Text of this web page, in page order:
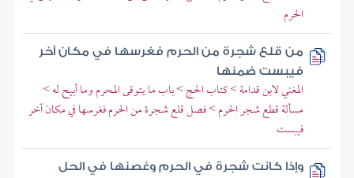
الحرم
من قلع شجرة من الحرم فغرسها في مكان آخر
فيبست ضمنها
المغني لابن قدامة > كتاب الحج > باب ما يتوقى المحرم وما أبيح له >
مسألة قطع شجر الحرم > فصل قلع شجرة من الحرم فغرسها في مكان آخر
فيبست
وإذا كانت شجرة في الحرم وغصنها في الحل